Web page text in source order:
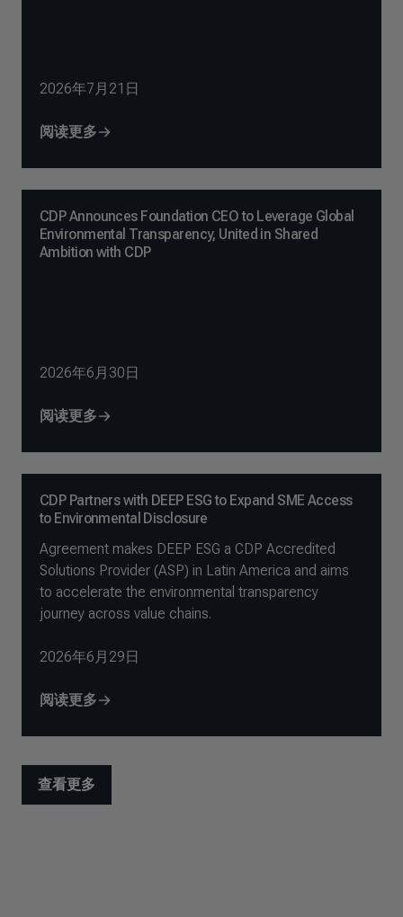
2026年7月21日
阅读更多
CDP Announces Foundation CEO to Leverage Global
Environmental Transparency, United in Shared
Ambition with CDP
2026年6月30日
阅读更多
CDP Partners with DEEP ESG to Expand SME Access
to Environmental Disclosure
Agreement makes DEEP ESG a CDP Accredited
Solutions Provider (ASP) in Latin America and aims
to accelerate the environmental transparency
journey across value chains.
2026年6月29日
阅读更多
查看更多